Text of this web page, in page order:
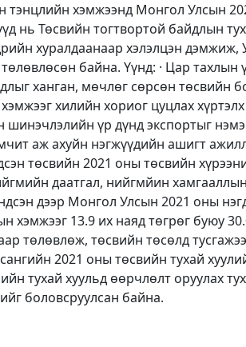
тэнцлийн хэмжээнд Монгол Улсын
нь Төсвийн тогтвортой байдлын
хуралдаанаар хэлэлцэн дэмжиж,
байна. Үүнд: · Цар тахлын
ханган, мөчлөг сөрсөн төсвийн
хилийн хориог цуцлах
үр дүнд экспортыг
аж ахуйн нэгжүүдийн ашигт
төсвийн 2021 оны төсвийн
даатгал, нийгмйин
дээр Монгол Улсын 2021 оны
хэмжээг 13.9 их наяд төгрөг буюу
төлөвлөж, төсвийн төсөлд
2021 оны төсвийн тухай
тухай хуульд өөрчлөлт оруулах
боловсруулсан байна.